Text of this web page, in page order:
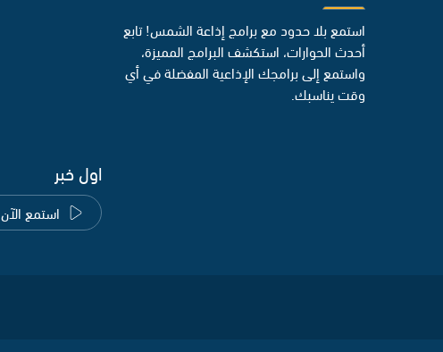
استمع بلا حدود مع برامج إذاعة الشمس! تابع
أحدث الحوارات، استكشف البرامج المميزة،
واستمع إلى برامجك الإذاعية المفضلة في أي
وقت يناسبك.
اول خبر
استمع الآن